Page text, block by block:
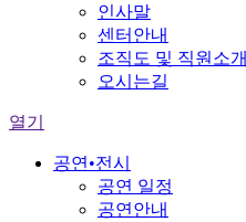
인사말
센터안내
조직도 및 직원소개
오시는길
열기
공연•전시
공연 일정
공연안내